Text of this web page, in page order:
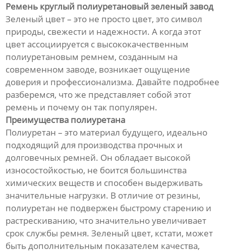
Ремень круглый полиуретановый зеленый завод
Зеленый цвет – это не просто цвет, это символ
природы, свежести и надежности. А когда этот
цвет ассоциируется с высококачественным
полиуретановым ремнем, созданным на
современном заводе, возникает ощущение
доверия и профессионализма. Давайте подробнее
разберемся, что же представляет собой этот
ремень и почему он так популярен.
Преимущества полиуретана
Полиуретан – это материал будущего, идеально
подходящий для производства прочных и
долговечных ремней. Он обладает высокой
износостойкостью, не боится большинства
химических веществ и способен выдерживать
значительные нагрузки. В отличие от резины,
полиуретан не подвержен быстрому старению и
растрескиванию, что значительно увеличивает
срок службы ремня. Зеленый цвет, кстати, может
быть дополнительным показателем качества,